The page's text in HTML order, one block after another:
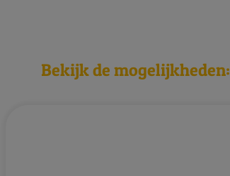
Bekijk de mogelijkheden: